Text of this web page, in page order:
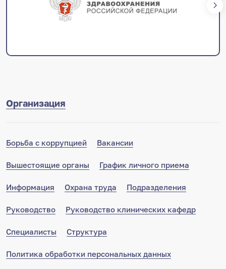
Организация
Борьба с коррупцией Вакансии
Вышестоящие органы График личного приема
Информация Охрана труда Подразделения
Руководство Руководство клинических кафедр
Специалисты Структура
Политика обработки персональных данных